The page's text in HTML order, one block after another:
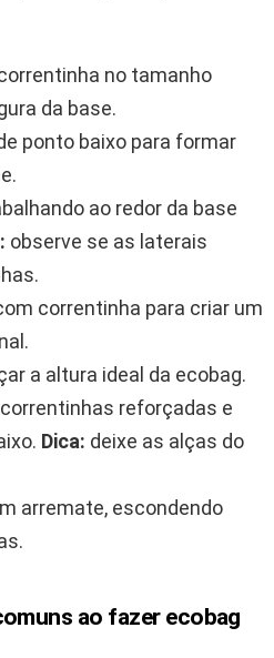
no tamanho
da base.
ponto baixo para formar
ao redor da base
observe se as laterais
correntinha para criar um
a altura ideal da ecobag.
reforçadas e
Dica: deixe as alças do
arremate, escondendo
ao fazer ecobag